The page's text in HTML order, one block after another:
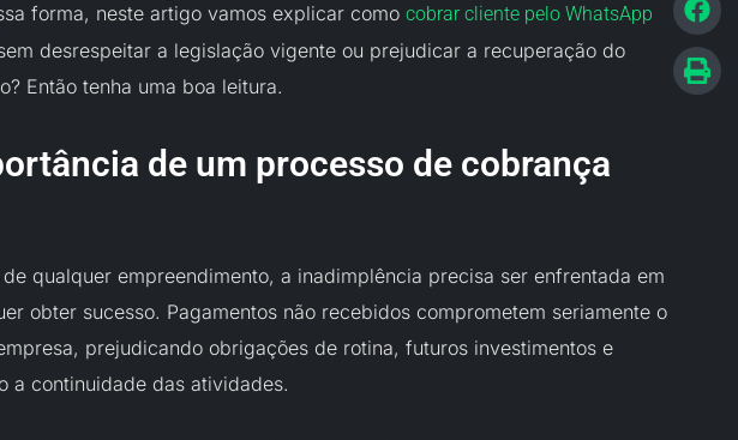
forma, neste artigo vamos explicar como cobrar cliente pelo WhatsApp
desrespeitar a legislação vigente ou prejudicar a recuperação do
Então tenha uma boa leitura.
de um processo de cobrança
qualquer empreendimento, a inadimplência precisa ser enfrentada em
obter sucesso. Pagamentos não recebidos comprometem seriamente o
prejudicando obrigações de rotina, futuros investimentos e
a continuidade das atividades.